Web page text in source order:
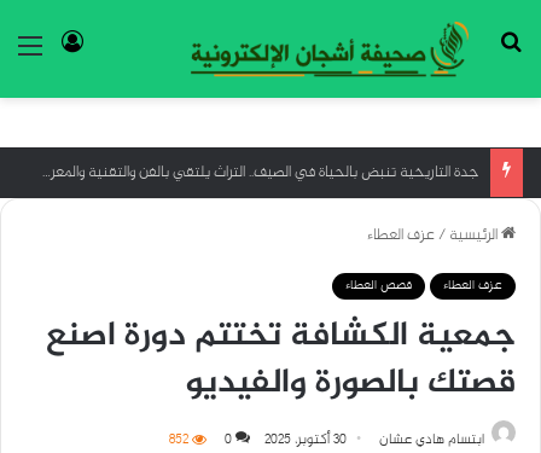
بحث عن
جدة التاريخية تنبض بالحياة في الصيف.. التراث يلتقي بالفن والتقنية والمعرفة
الرئيسية/عزف العطاء
عزف العطاء قصص العطاء
جمعية الكشافة تختتم دورة اصنع
قصتك بالصورة والفيديو
ابتسام هادي عشان 30 أكتوبر، 2025 0
852